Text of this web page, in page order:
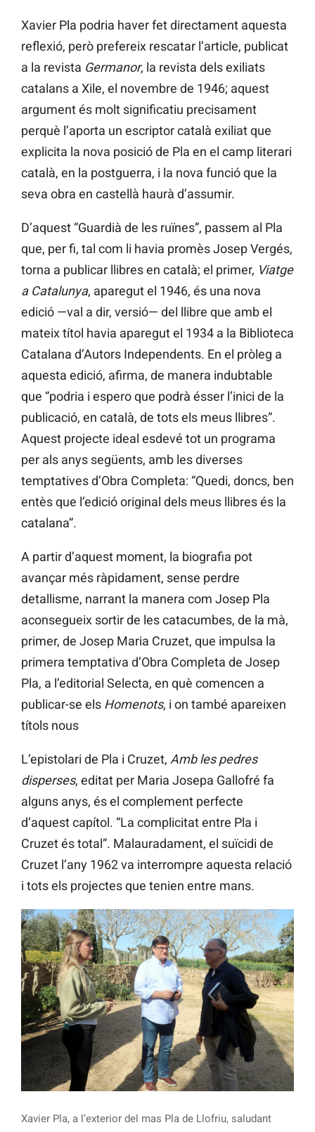
Xavier Pla podria haver fet directament aquesta
reflexió, però prefereix rescatar l’article, publicat
a la revista Germanor, la revista dels exiliats
catalans a Xile, el novembre de 1946; aquest
argument és molt significatiu precisament
perquè l’aporta un escriptor català exiliat que
explicita la nova posició de Pla en el camp literari
català, en la postguerra, i la nova funció que la
seva obra en castellà haurà d’assumir.
D’aquest “Guardià de les ruïnes”, passem al Pla
que, per fi, tal com li havia promès Josep Vergés,
torna a publicar llibres en català; el primer, Viatge
a Catalunya, aparegut el 1946, és una nova
edició —val a dir, versió— del llibre que amb el
mateix títol havia aparegut el 1934 a la Biblioteca
Catalana d’Autors Independents. En el pròleg a
aquesta edició, afirma, de manera indubtable
que “podria i espero que podrà ésser l’inici de la
publicació, en català, de tots els meus llibres”.
Aquest projecte ideal esdevé tot un programa
per als anys següents, amb les diverses
temptatives d’Obra Completa: “Quedi, doncs, ben
entès que l’edició original dels meus llibres és la
catalana”.
A partir d’aquest moment, la biografia pot
avançar més ràpidament, sense perdre
detallisme, narrant la manera com Josep Pla
aconsegueix sortir de les catacumbes, de la mà,
primer, de Josep Maria Cruzet, que impulsa la
primera temptativa d’Obra Completa de Josep
Pla, a l’editorial Selecta, en què comencen a
publicar-se els Homenots, i on també apareixen
títols nous
L’epistolari de Pla i Cruzet, Amb les pedres
disperses, editat per Maria Josepa Gallofré fa
alguns anys, és el complement perfecte
d’aquest capítol. “La complicitat entre Pla i
Cruzet és total”. Malauradament, el suïcidi de
Cruzet l’any 1962 va interrompre aquesta relació
i tots els projectes que tenien entre mans.
Xavier Pla, a l’exterior del mas Pla de Llofriu, saludant